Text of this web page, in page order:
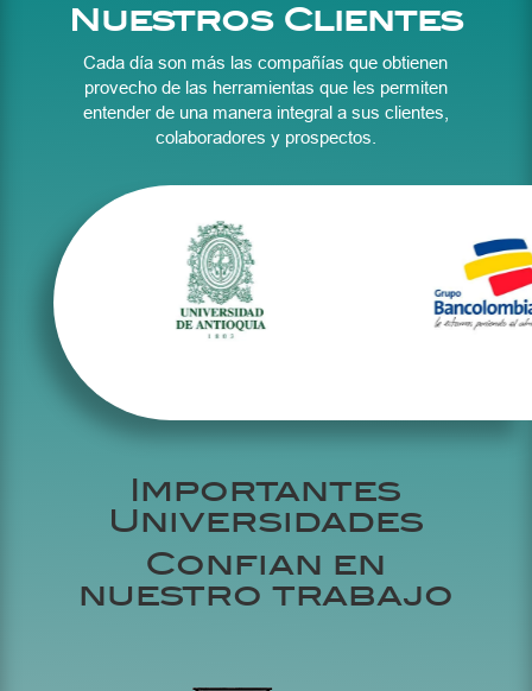
Nuestros Clientes
Cada día son más las compañías que obtienen
provecho de las herramientas que les permiten
entender de una manera integral a sus clientes,
colaboradores y prospectos.
Importantes
Universidades
Confian en
nuestro trabajo